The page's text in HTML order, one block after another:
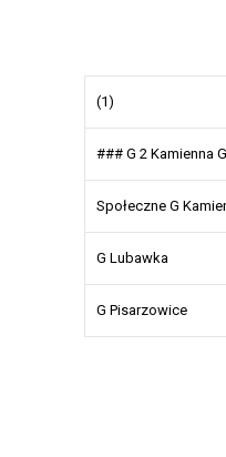
(1)
### G 2 Kamienna
Społeczne G
G Lubawka
G Pisarzowice